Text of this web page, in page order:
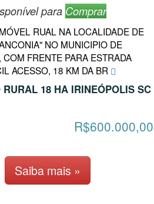
para Comprar
RUAL NA LOCALIDADE DE
NO MUNICIPIO DE
FRENTE PARA ESTRADA
ACESSO, 18 KM DA BR
RURAL 18 HA IRINEÓPOLIS SC
R$600.000,00
Saiba mais »